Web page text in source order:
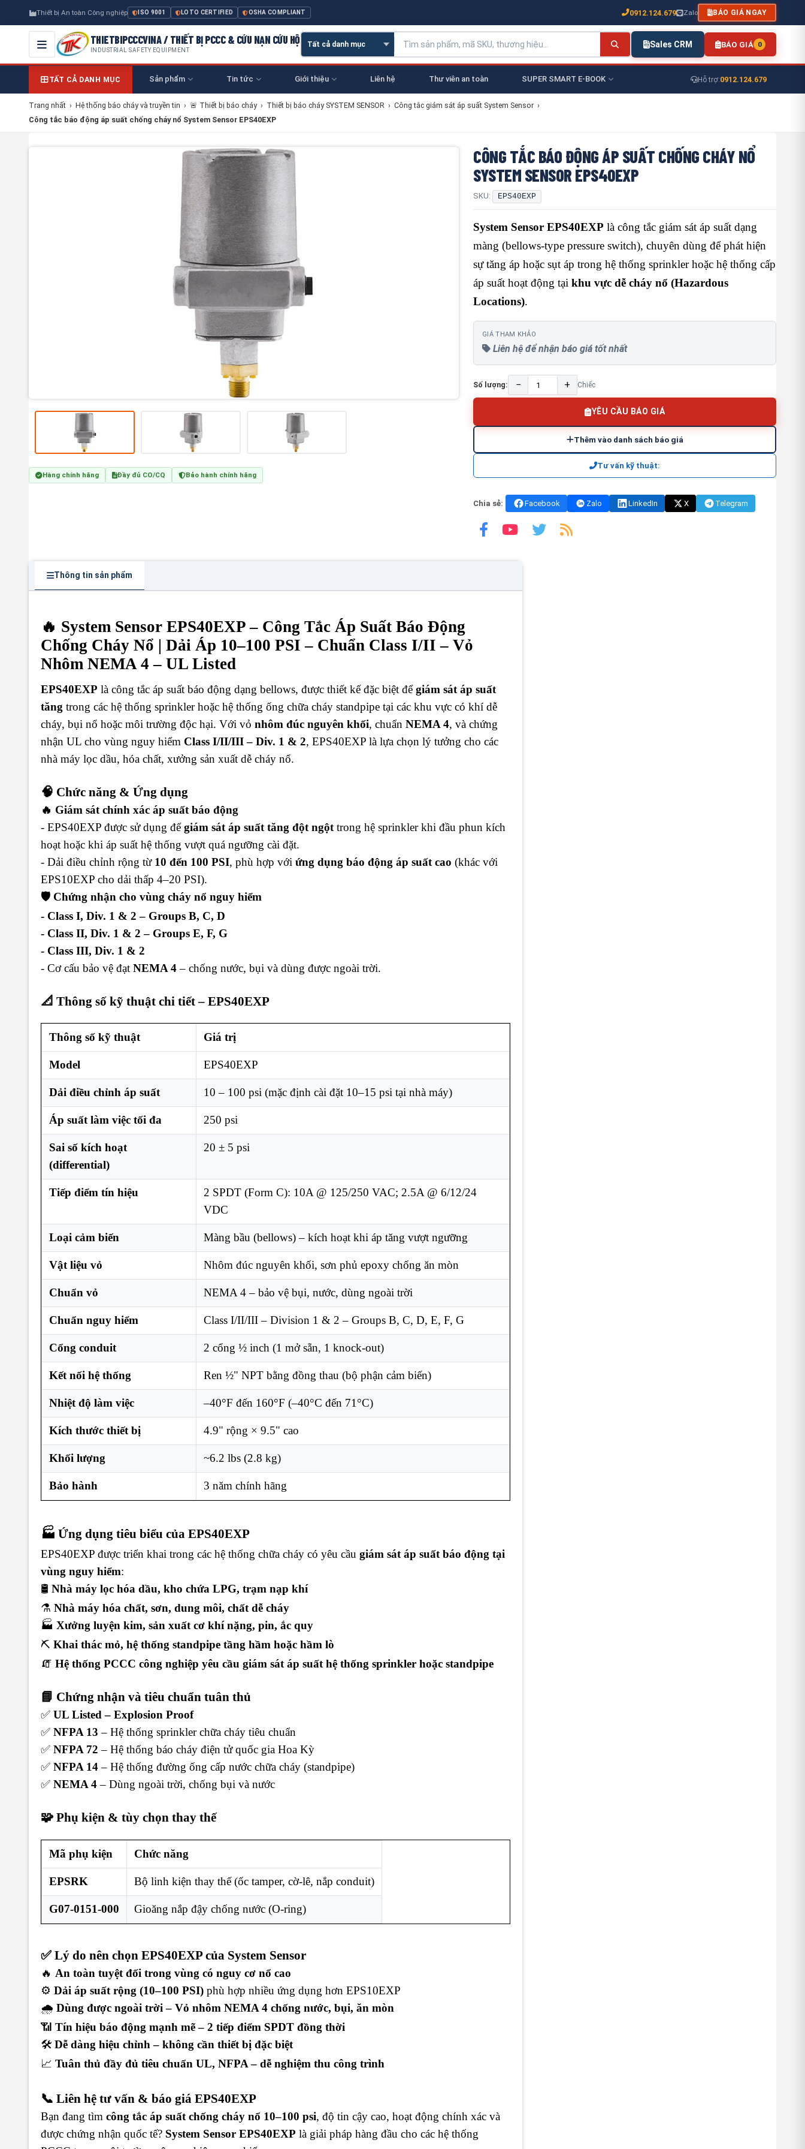
Thiết bị An toàn Công nghiệp ISO 9001 LOTO CERTIFIED OSHA COMPLIANT 0912.124.679 Zalo BÁO GIÁ NGAY
THIETBIPCCCVINA / THIẾT BỊ PCCC & CỨU NẠN CỨU HỘ
INDUSTRIAL SAFETY EQUIPMENT
Sales CRM BÁO GIÁ 0
TẤT CẢ DANH MỤC Sản phẩm Tin tức Giới thiệu Liên hệ Thư viên an toàn SUPER SMART E-BOOK Hỗ trợ:0912.124.679
Trang nhất › Hệ thống báo cháy và truyền tin › 🚨 Thiết bị báo cháy › Thiết bị báo cháy SYSTEM SENSOR › Công tắc giám sát áp suất System Sensor ›
Công tắc báo động áp suất chống cháy nổ System Sensor EPS40EXP
Hàng chính hãng Đầy đủ CO/CQ Bảo hành chính hãng
CÔNG TẮC BÁO ĐỘNG ÁP SUẤT CHỐNG CHÁY NỔ
SYSTEM SENSOR EPS40EXP
SKU: EPS40EXP
System Sensor EPS40EXP là công tắc giám sát áp suất dạng
màng (bellows-type pressure switch), chuyên dùng để phát hiện
sự tăng áp hoặc sụt áp trong hệ thống sprinkler hoặc hệ thống cấp
áp suất hoạt động tại khu vực dễ cháy nổ (Hazardous
Locations).
GIÁ THAM KHẢO
Liên hệ để nhận báo giá tốt nhất
Số lượng: − + Chiếc
YÊU CẦU BÁO GIÁ
Thêm vào danh sách báo giá
Tư vấn kỹ thuật:
Chia sẻ: Facebook Zalo LinkedIn X Telegram
Thông tin sản phẩm
🔥 System Sensor EPS40EXP – Công Tắc Áp Suất Báo Động
Chống Cháy Nổ | Dải Áp 10–100 PSI – Chuẩn Class I/II – Vỏ
Nhôm NEMA 4 – UL Listed
EPS40EXP là công tắc áp suất báo động dạng bellows, được thiết kế đặc biệt đểgiám sát áp suất
tăng trong các hệ thống sprinkler hoặc hệ thống ống chữa cháy standpipe tại các khu vực có khí dễ
cháy, bụi nổ hoặc môi trường độc hại. Với vỏ nhôm đúc nguyên khối, chuẩn NEMA 4, và chứng
nhận UL cho vùng nguy hiểm Class I/II/III – Div. 1 & 2, EPS40EXP là lựa chọn lý tưởng cho các
nhà máy lọc dầu, hóa chất, xưởng sản xuất dễ cháy nổ.
🧠 Chức năng & Ứng dụng
🔥 Giám sát chính xác áp suất báo động
- EPS40EXP được sử dụng đểgiám sát áp suất tăng đột ngột trong hệ sprinkler khi đầu phun kích
hoạt hoặc khi áp suất hệ thống vượt quá ngưỡng cài đặt.
- Dải điều chỉnh rộng từ 10 đến 100 PSI, phù hợp với ứng dụng báo động áp suất cao (khác với
EPS10EXP cho dải thấp 4–20 PSI).
🛡️ Chứng nhận cho vùng cháy nổ nguy hiểm
- Class I, Div. 1 & 2 – Groups B, C, D
- Class II, Div. 1 & 2 – Groups E, F, G
- Class III, Div. 1 & 2
- Cơ cấu bảo vệ đạt NEMA 4– chống nước, bụi và dùng được ngoài trời.
📐 Thông số kỹ thuật chi tiết – EPS40EXP
Thông số kỹ thuật Giá trị
Model EPS40EXP
Dải điều chỉnh áp suất 10 – 100 psi (mặc định cài đặt 10–15 psi tại nhà máy)
Áp suất làm việc tối đa 250 psi
Sai số kích hoạt
(differential)
20 ± 5 psi
Tiếp điểm tín hiệu
2 SPDT (Form C): 10A @ 125/250 VAC; 2.5A @ 6/12/24
VDC
Loại cảm biến Màng bầu (bellows) – kích hoạt khi áp tăng vượt ngưỡng
Vật liệu vỏ Nhôm đúc nguyên khối, sơn phủ epoxy chống ăn mòn
Chuẩn vỏ NEMA 4 – bảo vệ bụi, nước, dùng ngoài trời
Chuẩn nguy hiểm Class I/II/III – Division 1 & 2 – Groups B, C, D, E, F, G
Cổng conduit 2 cổng ½ inch (1 mở sẵn, 1 knock-out)
Kết nối hệ thống Ren ½" NPT bằng đồng thau (bộ phận cảm biến)
Nhiệt độ làm việc –40°F đến 160°F (–40°C đến 71°C)
Kích thước thiết bị 4.9" rộng × 9.5" cao
Khối lượng ~6.2 lbs (2.8 kg)
Bảo hành 3 năm chính hãng
🏭 Ứng dụng tiêu biểu của EPS40EXP
EPS40EXP được triển khai trong các hệ thống chữa cháy có yêu cầu giám sát áp suất báo động tại
vùng nguy hiểm:
🛢️ Nhà máy lọc hóa dầu, kho chứa LPG, trạm nạp khí
⚗️ Nhà máy hóa chất, sơn, dung môi, chất dễ cháy
🏭 Xưởng luyện kim, sản xuất cơ khí nặng, pin, ắc quy
⛏️ Khai thác mỏ, hệ thống standpipe tầng hầm hoặc hầm lò
🧯 Hệ thống PCCC công nghiệp yêu cầu giám sát áp suất hệ thống sprinkler hoặc standpipe
📘 Chứng nhận và tiêu chuẩn tuân thủ
✅ UL Listed – Explosion Proof
✅ NFPA 13 – Hệ thống sprinkler chữa cháy tiêu chuẩn
✅ NFPA 72 – Hệ thống báo cháy điện tử quốc gia Hoa Kỳ
✅ NFPA 14– Hệ thống đường ống cấp nước chữa cháy (standpipe)
✅ NEMA 4– Dùng ngoài trời, chống bụi và nước
🧩 Phụ kiện & tùy chọn thay thế
Mã phụ kiện Chức năng
EPSRK Bộ linh kiện thay thế (ốc tamper, cờ-lê, nắp conduit)
G07-0151-000 Gioăng nắp đậy chống nước (O-ring)
✅ Lý do nên chọn EPS40EXP của System Sensor
🔥 An toàn tuyệt đối trong vùng có nguy cơ nổ cao
⚙️ Dải áp suất rộng (10–100 PSI) phù hợp nhiều ứng dụng hơn EPS10EXP
🌧️ Dùng được ngoài trời – Vỏ nhôm NEMA 4 chống nước, bụi, ăn mòn
📶 Tín hiệu báo động mạnh mẽ – 2 tiếp điểm SPDT đồng thời
🛠️ Dễ dàng hiệu chỉnh – không cần thiết bị đặc biệt
📈 Tuân thủ đầy đủ tiêu chuẩn UL, NFPA – dễ nghiệm thu công trình
📞 Liên hệ tư vấn & báo giá EPS40EXP
Bạn đang tìm công tắc áp suất chống cháy nổ 10–100 psi, độ tin cậy cao, hoạt động chính xác và
được chứng nhận quốc tế? System Sensor EPS40EXP là giải pháp hàng đầu cho các hệ thống